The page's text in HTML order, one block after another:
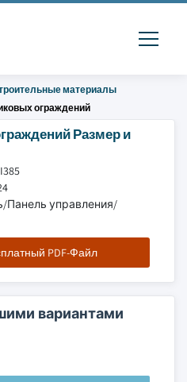
материалы
ограждений
Размер и
Панель управления/
PDF-Файл
вариантами